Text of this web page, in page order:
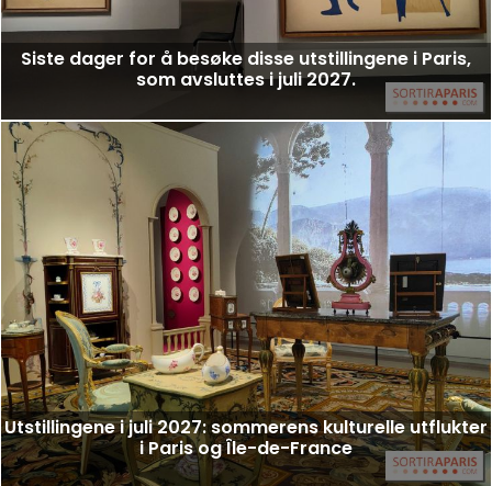
Siste dager for å besøke disse utstillingene i Paris,
som avsluttes i juli 2027.
Utstillingene i juli 2027: sommerens kulturelle utflukter
i Paris og Île-de-France